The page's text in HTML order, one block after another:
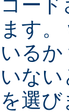
コー
ます
いる
いな
を選び